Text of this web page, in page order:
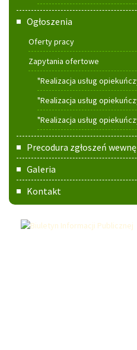
Ogłoszenia
Oferty pracy
Zapytania ofertowe
"Realizacja usług
"Realizacja usług
"Realizacja usług
Precodura zgłoszeń
Galeria
Kontakt